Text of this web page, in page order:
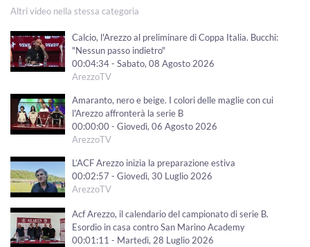
Altri video nella stessa categoria
Calcio, l'Arezzo al preliminare di Coppa Italia. Bucchi:
"Nessun passo indietro"
00:04:34 - Sabato, 08 Agosto 2026
ArezzoTV
Amaranto, nero e beige. I colori delle maglie con cui
l'Arezzo affronterà la serie B
00:00:00 - Giovedì, 06 Agosto 2026
ArezzoTV
L’ACF Arezzo inizia la preparazione estiva
00:02:57 - Giovedì, 30 Luglio 2026
ArezzoTV
Acf Arezzo, il calendario del campionato di serie B.
Esordio in casa contro San Marino Academy
00:01:11 - Martedì, 28 Luglio 2026